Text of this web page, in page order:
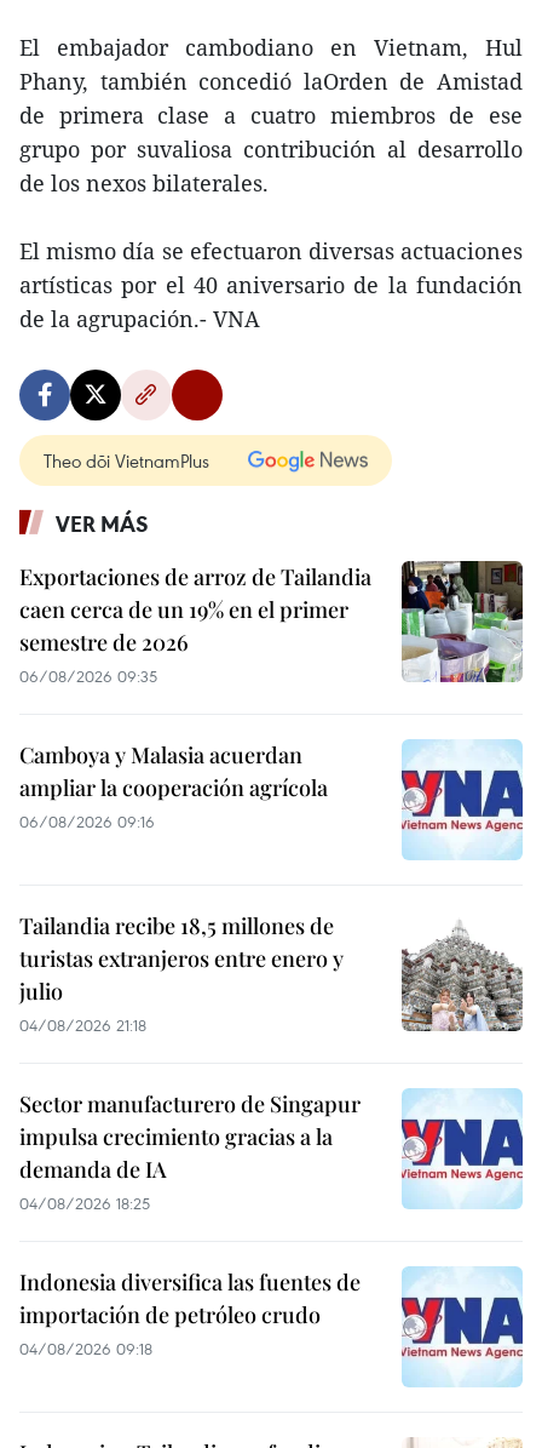
El embajador cambodiano en Vietnam, Hul
Phany, también concedió laOrden de Amistad
de primera clase a cuatro miembros de ese
grupo por suvaliosa contribución al desarrollo
de los nexos bilaterales.
El mismo día se efectuaron diversas actuaciones
artísticas por el 40 aniversario de la fundación
de la agrupación.- VNA
Theo dõi VietnamPlus
VER MÁS
Exportaciones de arroz de Tailandia
caen cerca de un 19% en el primer
semestre de 2026
06/08/2026 09:35
Camboya y Malasia acuerdan
ampliar la cooperación agrícola
06/08/2026 09:16
Tailandia recibe 18,5 millones de
turistas extranjeros entre enero y
julio
04/08/2026 21:18
Sector manufacturero de Singapur
impulsa crecimiento gracias a la
demanda de IA
04/08/2026 18:25
Indonesia diversifica las fuentes de
importación de petróleo crudo
04/08/2026 09:18